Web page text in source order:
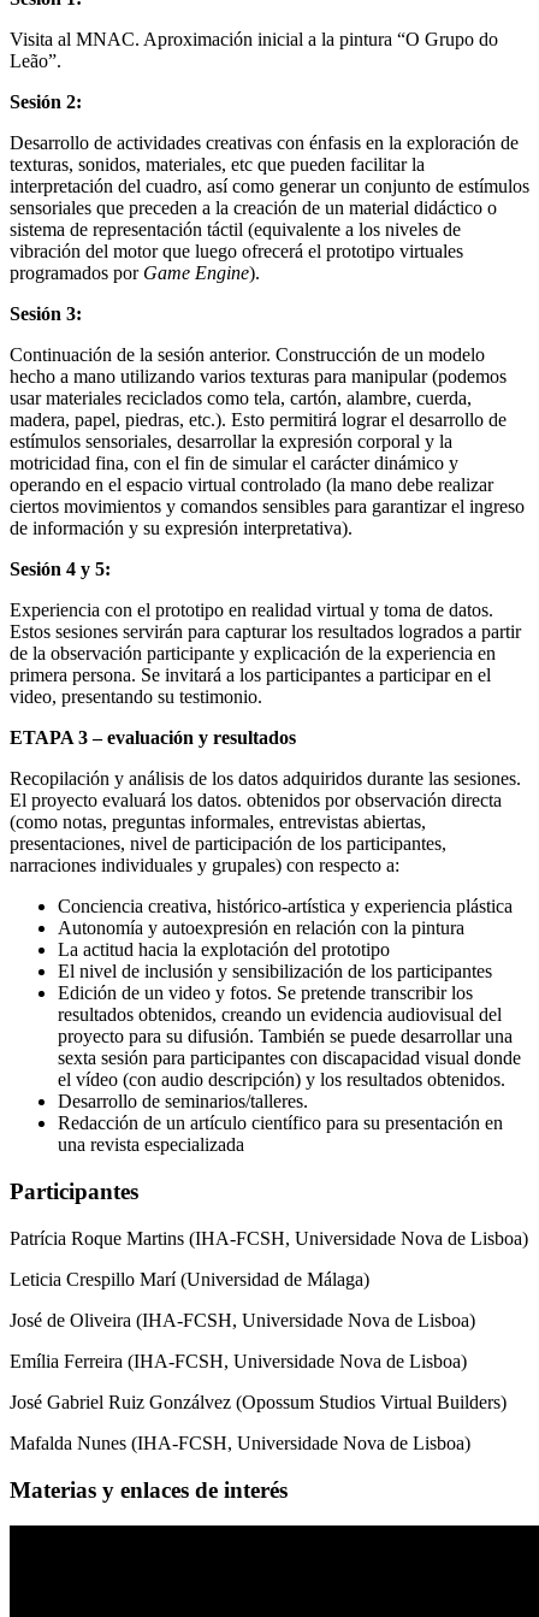
Visita al MNAC. Aproximación inicial a la pintura “O Grupo do
Leão”.
Sesión 2:
Desarrollo de actividades creativas con énfasis en la exploración de
texturas, sonidos, materiales, etc que pueden facilitar la
interpretación del cuadro, así como generar un conjunto de estímulos
sensoriales que preceden a la creación de un material didáctico o
sistema de representación táctil (equivalente a los niveles de
vibración del motor que luego ofrecerá el prototipo virtuales
programados por Game Engine).
Sesión 3:
Continuación de la sesión anterior. Construcción de un modelo
hecho a mano utilizando varios texturas para manipular (podemos
usar materiales reciclados como tela, cartón, alambre, cuerda,
madera, papel, piedras, etc.). Esto permitirá lograr el desarrollo de
estímulos sensoriales, desarrollar la expresión corporal y la
motricidad fina, con el fin de simular el carácter dinámico y
operando en el espacio virtual controlado (la mano debe realizar
ciertos movimientos y comandos sensibles para garantizar el ingreso
de información y su expresión interpretativa).
Sesión 4 y 5:
Experiencia con el prototipo en realidad virtual y toma de datos.
Estos sesiones servirán para capturar los resultados logrados a partir
de la observación participante y explicación de la experiencia en
primera persona. Se invitará a los participantes a participar en el
video, presentando su testimonio.
ETAPA 3 – evaluación y resultados
Recopilación y análisis de los datos adquiridos durante las sesiones.
El proyecto evaluará los datos. obtenidos por observación directa
(como notas, preguntas informales, entrevistas abiertas,
presentaciones, nivel de participación de los participantes,
narraciones individuales y grupales) con respecto a:
Conciencia creativa, histórico-artística y experiencia plástica
Autonomía y autoexpresión en relación con la pintura
La actitud hacia la explotación del prototipo
El nivel de inclusión y sensibilización de los participantes
Edición de un video y fotos. Se pretende transcribir los
resultados obtenidos, creando un evidencia audiovisual del
proyecto para su difusión. También se puede desarrollar una
sexta sesión para participantes con discapacidad visual donde
el vídeo (con audio descripción) y los resultados obtenidos.
Desarrollo de seminarios/talleres.
Redacción de un artículo científico para su presentación en
una revista especializada
Participantes
Patrícia Roque Martins (IHA-FCSH, Universidade Nova de Lisboa)
Leticia Crespillo Marí (Universidad de Málaga)
José de Oliveira (IHA-FCSH, Universidade Nova de Lisboa)
Emília Ferreira (IHA-FCSH, Universidade Nova de Lisboa)
José Gabriel Ruiz Gonzálvez (Opossum Studios Virtual Builders)
Mafalda Nunes (IHA-FCSH, Universidade Nova de Lisboa)
Materias y enlaces de interés